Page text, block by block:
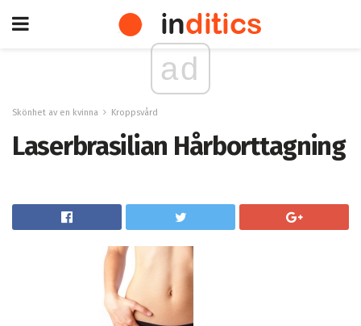
ad
Skönhet av en kvinna Kroppsvård
Laserbrasilian Hårborttagning